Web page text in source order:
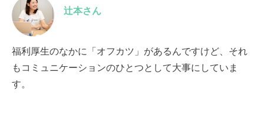
辻本さん
福利厚生のなかに「オフカツ」があるんですけど、それ
もコミュニケーションのひとつとして大事にしていま
す。